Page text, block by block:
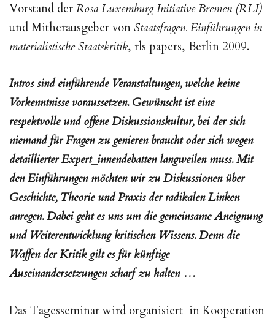
Vorstand der Rosa Luxemburg Initiative Bremen (RLI)
und Mitherausgeber von Staatsfragen. Einführungen in
materialistische Staatskritik, rls papers, Berlin 2009.
Intros sind einführende Veranstaltungen, welche keine
Vorkenntnisse voraussetzen. Gewünscht ist eine
respektvolle und offene Diskussionskultur, bei der sich
niemand für Fragen zu genieren braucht oder sich wegen
detaillierter Expert_innendebatten langweilen muss. Mit
den Einführungen möchten wir zu Diskussionen über
Geschichte, Theorie und Praxis der radikalen Linken
anregen. Dabei geht es uns um die gemeinsame Aneignung
und Weiterentwicklung kritischen Wissens. Denn die
Waffen der Kritik gilt es für künftige
Auseinandersetzungen scharf zu halten …
Das Tagesseminar wird organisiert in Kooperation